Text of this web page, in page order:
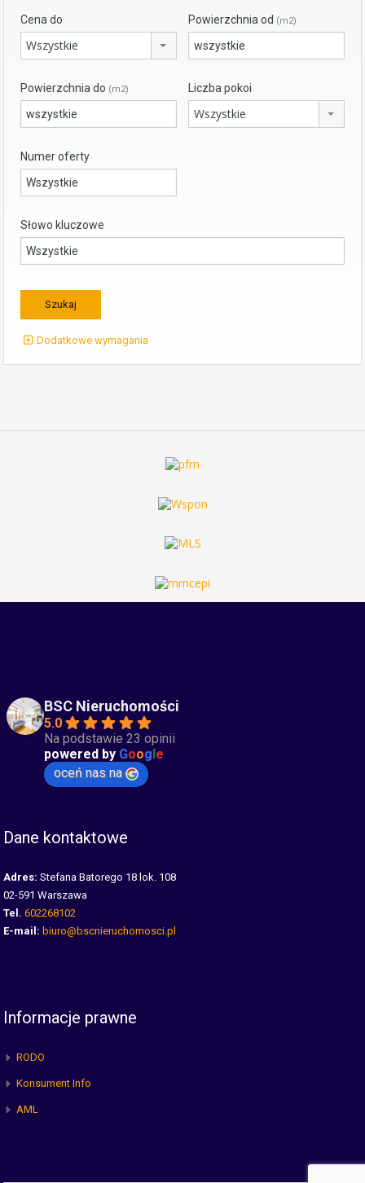
Cena do
Wszystkie
Powierzchnia od (m2)
Powierzchnia do (m2) Liczba pokoi
Wszystkie
Numer oferty
Słowo kluczowe
Dodatkowe wymagania
BSC Nieruchomości
5.0
Na podstawie 23 opinii
powered by Google
oceń nas na
Dane kontaktowe
Adres: Stefana Batorego 18 lok. 108
02-591 Warszawa
Tel. 602268102
E-mail: biuro@bscnieruchomosci.pl
Informacje prawne
RODO
Konsument Info
AML